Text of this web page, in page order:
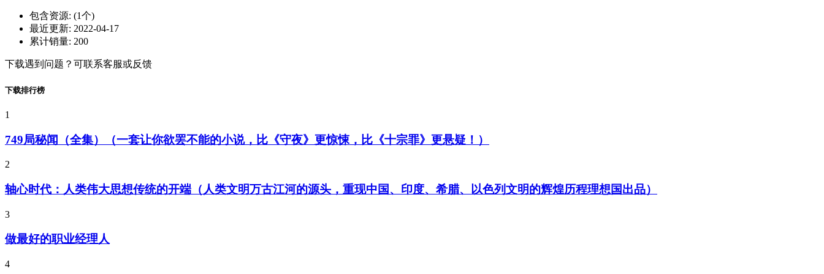
包含资源: (1个)
最近更新: 2022-04-17
累计销量: 200
下载遇到问题？可联系客服或反馈
下载排行榜
1
749局秘闻（全集）（一套让你欲罢不能的小说，比《守夜》更惊悚，比《十宗罪》更悬疑！）
2
轴心时代：人类伟大思想传统的开端（人类文明万古江河的源头，重现中国、印度、希腊、以色列文明的辉煌历程理想国出品）
3
做最好的职业经理人
4